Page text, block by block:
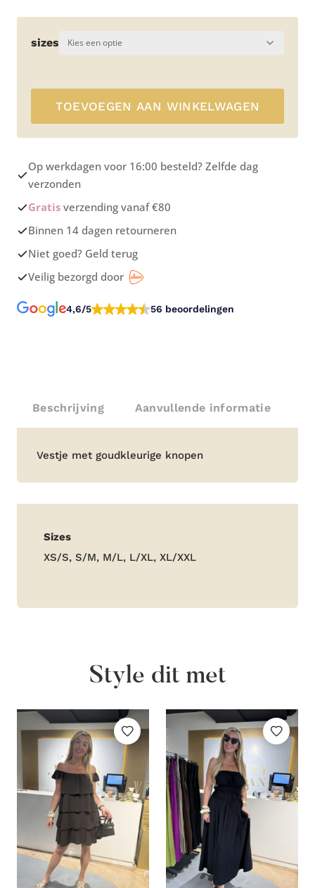
sizes
TOEVOEGEN AAN WINKELWAGEN
Op werkdagen voor 16:00 besteld? Zelfde dag
verzonden
Gratis verzending vanaf €80
Binnen 14 dagen retourneren
Niet goed? Geld terug
Veilig bezorgd door
4,6/5 56 beoordelingen
Beschrijving Aanvullende informatie
Beschrijving
Vestje met goudkleurige knopen
Aanvullende
informatie
Sizes
XS/S, S/M, M/L, L/XL, XL/XXL
Style dit met